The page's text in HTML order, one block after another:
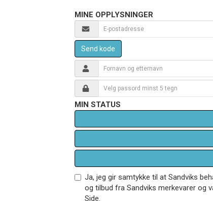
MINE OPPLYSNINGER
Send kode
MIN STATUS
Ja, jeg gir samtykke til at Sandviks
og tilbud fra Sandviks merkevarer og
Side.